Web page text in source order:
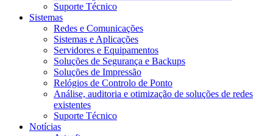
Suporte Técnico
Sistemas
Redes e Comunicações
Sistemas e Aplicações
Servidores e Equipamentos
Soluções de Segurança e Backups
Soluções de Impressão
Relógios de Controlo de Ponto
Análise, auditoria e otimização de soluções de redes
existentes
Suporte Técnico
Notícias